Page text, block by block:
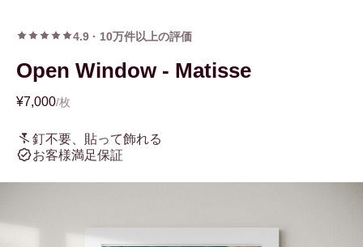
4.9 · 10万件以上の評価
Open Window - Matisse
¥7,000/枚
釘不要、貼って飾れる
お客様満足保証